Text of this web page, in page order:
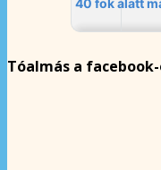
Tóalmás a